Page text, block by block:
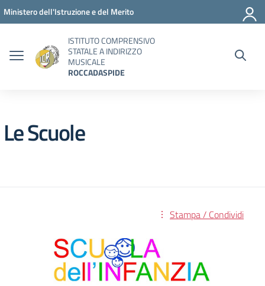
Vai ai contenuti
Vai al menu di navigazione
Vai al footer
Ministero dell'Istruzione e del Merito
ISTITUTO COMPRENSIVO
STATALE A INDIRIZZO
MUSICALE
ROCCADASPIDE
Le Scuole
Stampa / Condividi
Clicca qui